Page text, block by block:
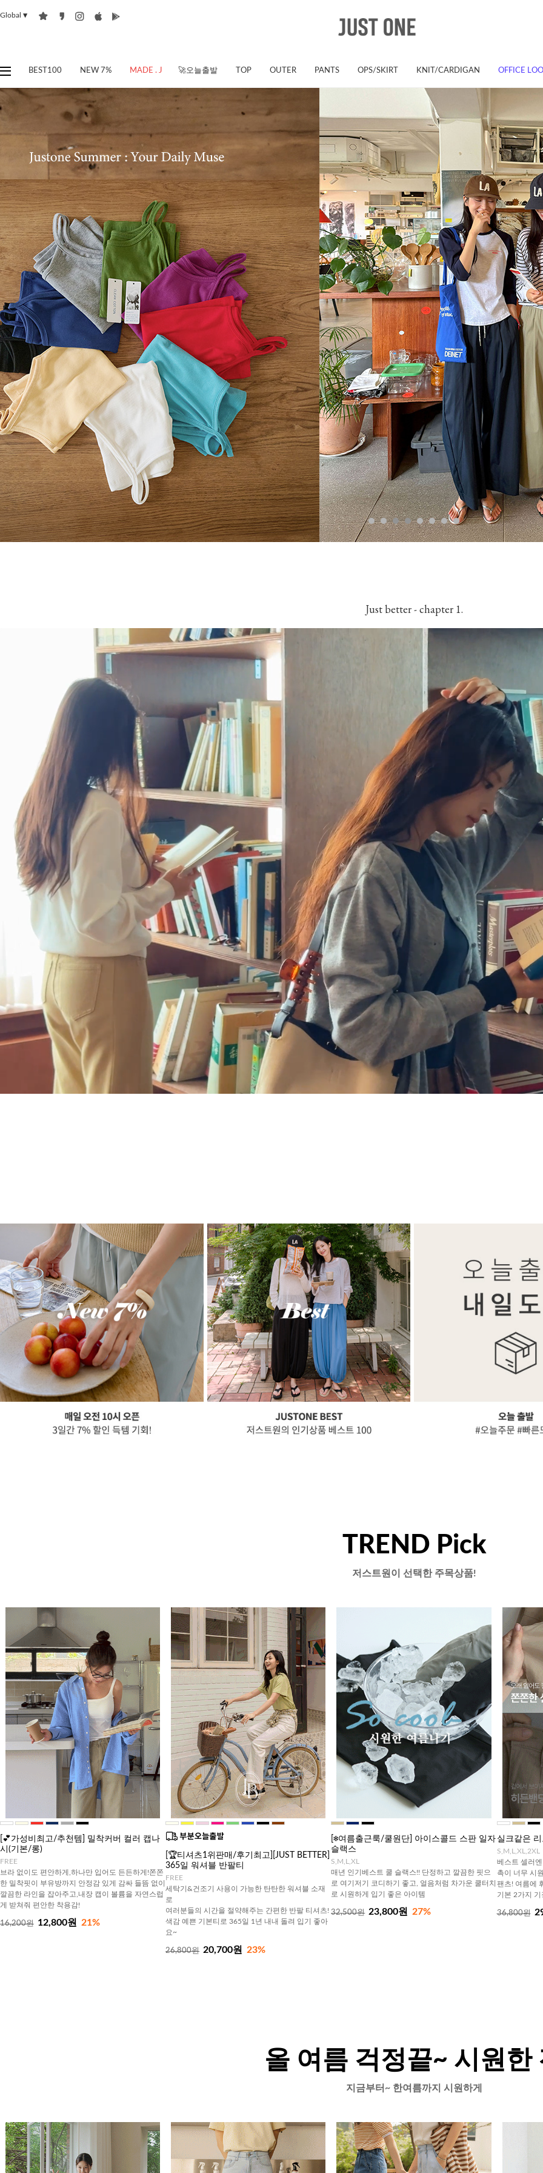
Global ▼
BEST100 NEW 7% MADE . J 🚀오늘출발 TOP OUTER PANTS OPS/SKIRT KNIT/CARDIGAN OFFICE
Just better - chapter 1.
TREND Pick
저스트원이 선택한 주목상품!
[💕가성비최고/추천템] 밀착커버 컬러 캡나
시(기본/롱)
FREE
브라 없이도 편안하게,하나만 입어도 든든하게!쫀쫀
한 밀착핏이 부유방까지 안정감 있게 감싸 들뜸 없이
깔끔한 라인을 잡아주고,내장 캡이 볼륨을 자연스럽
게 받쳐줘 편안한 착용감!
16,200원 12,800원 21%
[🏆티셔츠1위판매/후기최고][JUST BETTER]
365일 워셔블 반팔티
FREE
세탁기&건조기 사용이 가능한 탄탄한 워셔블 소재
로
여러분들의 시간을 절약해주는 간편한 반팔 티셔츠!
색감 예쁜 기본티로 365일 1년 내내 돌려 입기 좋아
요~
26,800원 20,700원 23%
[❄️여름출근룩/쿨원단] 아이스콜드 스판 일자
슬랙스
S,M,L,XL
매년 인기베스트 쿨 슬랙스!! 단정하고 깔끔한 핏으
로 여기저기 코디하기 좋고, 얼음처럼 차가운 쿨터치
로 시원하게 입기 좋은 아이템
32,500원 23,800원 27%
실크같은
S,M,L,XL,2XL
베스트 셀러
촉이 너무 시
팬츠! 여름에
기본 2가지
36,800원
올 여름 걱정끝~ 시원한
지금부터~ 한여름까지 시원하게